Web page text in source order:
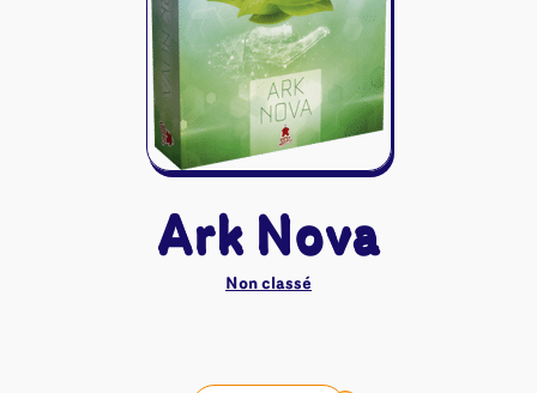
Naruto Mythos
Autres
Tapis de jeu
Ark Nova
Non classé